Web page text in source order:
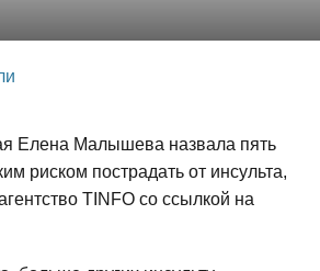
Елена Малышева назвала пять
риском пострадать от инсульта,
TINFO со ссылкой на